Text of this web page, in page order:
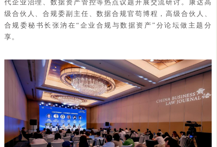
代企业治理、数据资产管控等热点议题开展交流研讨。康达高
级合伙人、合规委副主任、数据合规官苟博程，高级合伙人、
合规委秘书长张汭在“企业合规与数据资产”分论坛做主题分
享。